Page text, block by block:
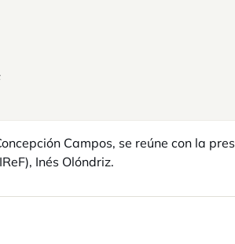
Campos, se reúne con la
Inés Olóndriz.